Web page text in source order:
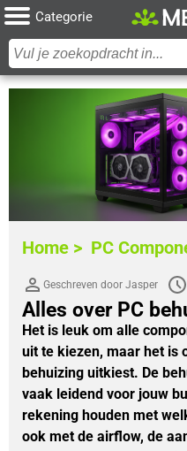
Categorie
Home > PC
Geschreven door Jasper
Alles over PC
Het is leuk om alle
uit te kiezen, maar het is
behuizing uitkiest. De
vaak leidend voor jouw
rekening houden met
ook met de airflow, de